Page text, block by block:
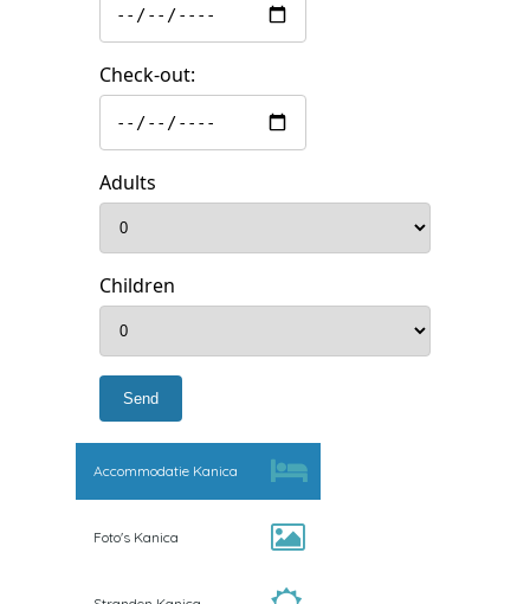
Check-out:
Adults
Children
Accommodatie Kanica
Foto's Kanica